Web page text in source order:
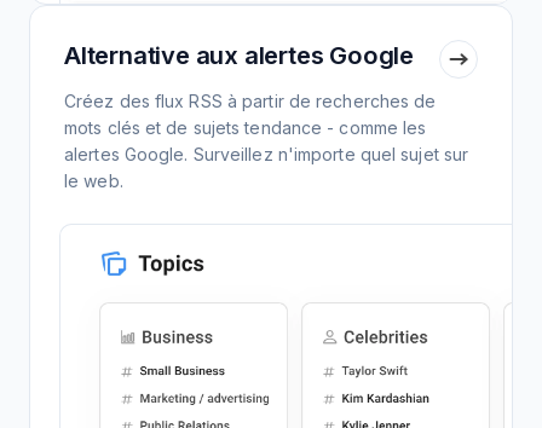
Alternative aux alertes Google
Créez des flux RSS à partir de recherches de
mots clés et de sujets tendance - comme les
alertes Google. Surveillez n'importe quel sujet sur
le web.